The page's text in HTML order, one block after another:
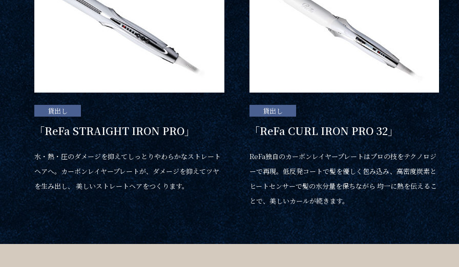
ご宿泊日を検索
宿泊予約 航空券付き レンタカー付き
チェックイン日 - チェックアウト日 一部屋あたりのご利用人数 ご利用部屋
宿泊プラン一覧 ご予約の確認・キャンセル
貸出し
「ReFa STRAIGHT IRON PRO」
水・熱・圧のダメージを抑えてしっとりやわらかなストレート
ヘアへ。カーボンレイヤープレートが、ダメージを抑えてツヤ
を生み出し、 美しいストレートヘアをつくります。
貸出し
「ReFa CURL IRON PRO 32」
ReFa独自のカーボンレイヤープレートはプロの技をテクノロジ
ーで再現。低反発コートで髪を優しく包み込み、高密度炭素と
ヒートセンサーで髪の水分量を保ちながら 均一に熱を伝えるこ
とで、美しいカールが続きます。